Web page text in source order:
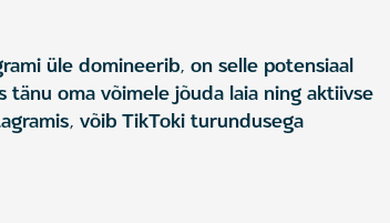
üle domineerib, on selle potensiaal
oma võimele jõuda laia ning aktiivse
võib TikToki turundusega